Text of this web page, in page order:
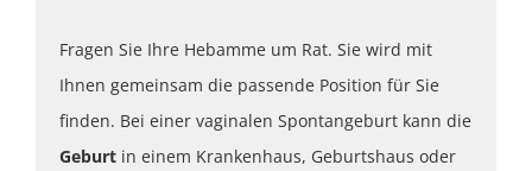
Fragen Sie Ihre Hebamme um Rat. Sie wird mit
Ihnen gemeinsam die passende Position für Sie
finden. Bei einer vaginalen Spontangeburt kann die
Geburt in einem Krankenhaus, Geburtshaus oder